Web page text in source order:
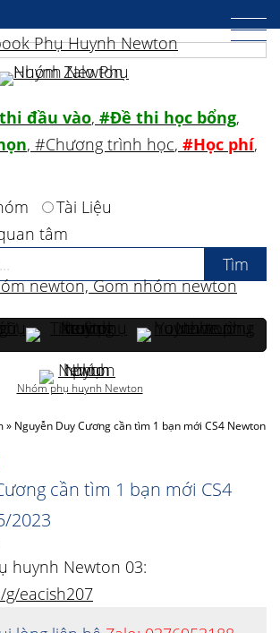
» Nguyễn Duy Cương cần tìm 1 bạn mới CS4 Newton
cần tìm 1 bạn mới CS4
2023
huynh Newton 03:
eacish207
đầu vào, #Đề thi học bổng,
, #Chương trình học, #Học phí,
Tài Liệu
tâm
Nhóm phụ huynh Newton